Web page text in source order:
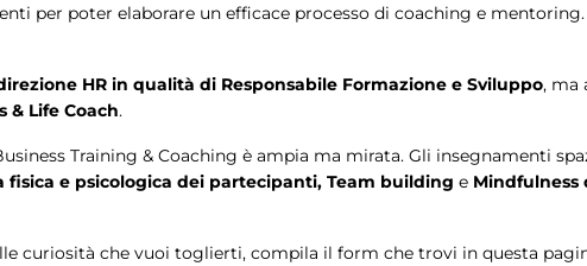
per poter elaborare un efficace processo di coaching e
HR in qualità di Responsabile Formazione e Sviluppo, ma
& Life Coach.
Training & Coaching è ampia ma mirata. Gli insegnamenti
e psicologica dei partecipanti, Team building e Mindfulness
curiosità che vuoi toglierti, compila il form che trovi in questa